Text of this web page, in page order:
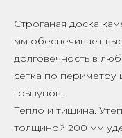
Строганая доска
мм обеспечивает
долговечность в
сетка по
грызунов.
Тепло и тишина.
толщиной 200 мм